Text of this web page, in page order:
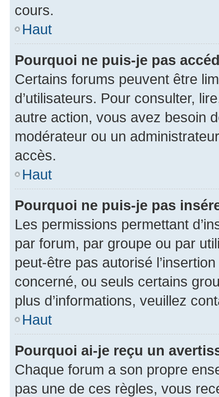
cours.
Haut
Pourquoi ne puis-je pas
Certains forums peuvent être
d’utilisateurs. Pour consulter,
autre action, vous avez besoin
modérateur ou un
accès.
Haut
Pourquoi ne puis-je pas
Les permissions permettant
par forum, par groupe ou par
peut-être pas autorisé
concerné, ou seuls certains
plus d’informations, veuillez
Haut
Pourquoi ai-je reçu un
Chaque forum a son propre
pas une de ces règles, vous